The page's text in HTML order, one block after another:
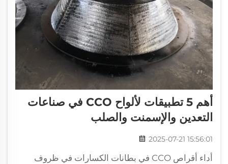
أهم 5 تطبيقات لألواح CCO في صناعات
التعدين والإسمنت والصلب
2025-07-21 15:56:01
أداء أقراص CCO في بطانات الكسارات في ظروف